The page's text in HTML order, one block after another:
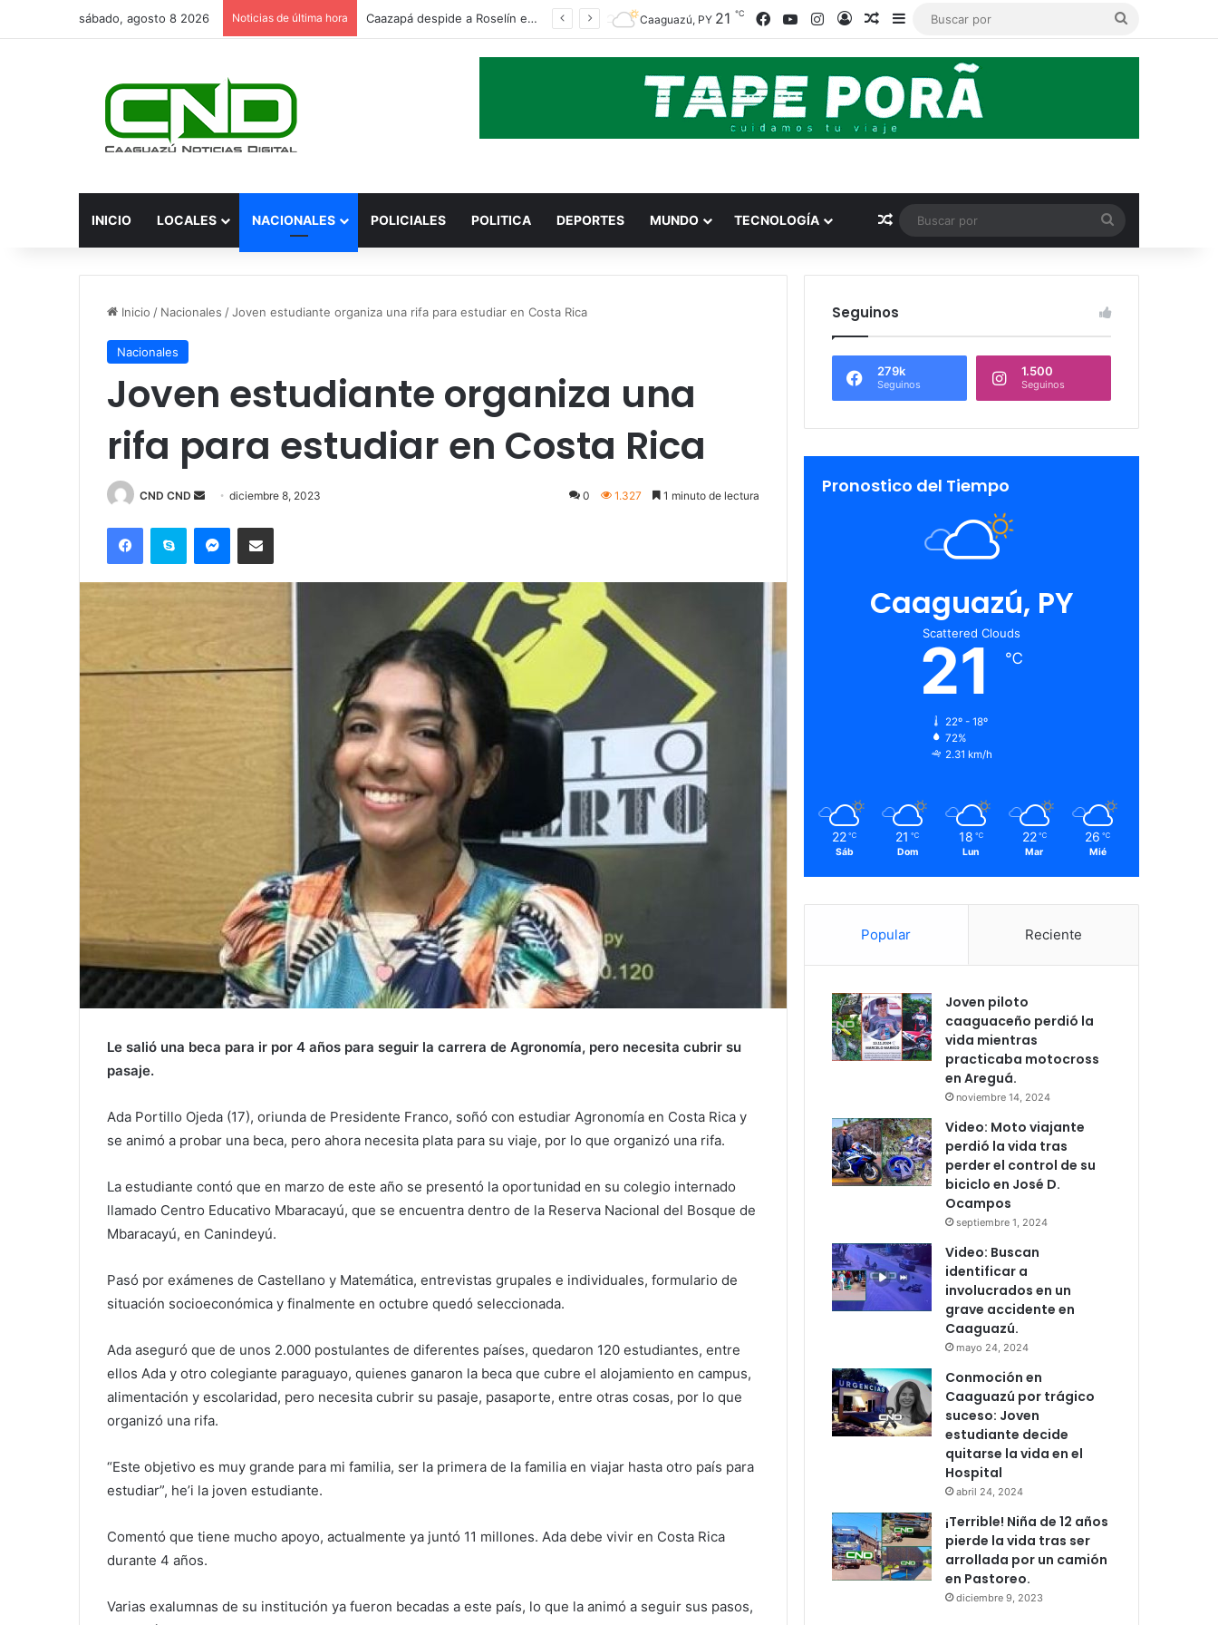
sábado, agosto 8 2026 Noticias de última hora Caazapá despide a Roselín entre lágrimas, mucho dolor y un fuerte pedido de justicia Caaguazú, PY 21 ℃ Facebook
YouTubeInstagram
AccesoPublicación al azar
Barra lateral
INICIO LOCALES NACIONALES POLICIALES POLITICA DEPORTES MUNDO TECNOLOGÍA Publicación al azar
por
Inicio / Nacionales /Joven estudiante organiza una rifa para estudiar en Costa Rica
Nacionales
Joven estudiante organiza una
rifa para estudiar en Costa Rica
CND CND
Send
email
diciembre 8, 2023 0 1.327 1 minuto de lectura
FacebookSkype MessengerCompartir por correo electrónico
Le salió una beca para ir por 4 años para seguir la carrera de Agronomía, pero necesita cubrir su
pasaje.
Ada Portillo Ojeda (17), oriunda de Presidente Franco, soñó con estudiar Agronomía en Costa Rica y
se animó a probar una beca, pero ahora necesita plata para su viaje, por lo que organizó una rifa.
La estudiante contó que en marzo de este año se presentó la oportunidad en su colegio internado
llamado Centro Educativo Mbaracayú, que se encuentra dentro de la Reserva Nacional del Bosque de
Mbaracayú, en Canindeyú.
Pasó por exámenes de Castellano y Matemática, entrevistas grupales e individuales, formulario de
situación socioeconómica y finalmente en octubre quedó seleccionada.
Ada aseguró que de unos 2.000 postulantes de diferentes países, quedaron 120 estudiantes, entre
ellos Ada y otro colegiante paraguayo, quienes ganaron la beca que cubre el alojamiento en campus,
alimentación y escolaridad, pero necesita cubrir su pasaje, pasaporte, entre otras cosas, por lo que
organizó una rifa.
“Este objetivo es muy grande para mi familia, ser la primera de la familia en viajar hasta otro país para
estudiar”, he’i la joven estudiante.
Comentó que tiene mucho apoyo, actualmente ya juntó 11 millones. Ada debe vivir en Costa Rica
durante 4 años.
Varias exalumnas de su institución ya fueron becadas a este país, lo que la animó a seguir sus pasos,
Seguinos
279k
Seguinos
1.500
Seguinos
Pronostico del Tiempo
Caaguazú, PY
Scattered Clouds
21 ℃
22º - 18º
72%
2.31 km/h
22 ℃
Sáb
21 ℃
Dom
18 ℃
Lun
22 ℃
Mar
26 ℃
Mié
Popular Reciente
Joven piloto
caaguaceño perdió la
vida mientras
practicaba motocross
en Areguá.
noviembre 14, 2024
Video: Moto viajante
perdió la vida tras
perder el control de su
biciclo en José D.
Ocampos
septiembre 1, 2024
Video: Buscan
identificar a
involucrados en un
grave accidente en
Caaguazú.
mayo 24, 2024
Conmoción en
Caaguazú por trágico
suceso: Joven
estudiante decide
quitarse la vida en el
Hospital
abril 24, 2024
¡Terrible! Niña de 12 años
pierde la vida tras ser
arrollada por un camión
en Pastoreo.
diciembre 9, 2023